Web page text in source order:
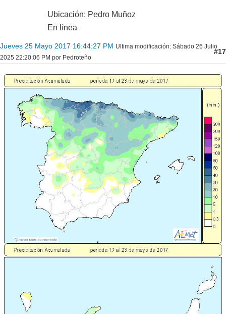
Ubicación: Pedro Muñoz
En línea
Jueves 25 Mayo 2017 16:44:27 PM Ultima modificación: Sábado 26 Julio
2025 22:20:06 PM por Pedroteño
#17